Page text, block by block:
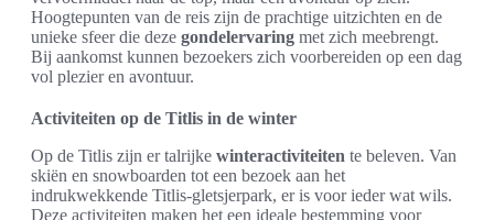
Hoogtepunten van de reis zijn de prachtige uitzichten en de
unieke sfeer die deze gondelervaring met zich meebrengt.
Bij aankomst kunnen bezoekers zich voorbereiden op een dag
vol plezier en avontuur.
Activiteiten op de Titlis in de winter
Op de Titlis zijn er talrijke winteractiviteiten te beleven. Van
skiën en snowboarden tot een bezoek aan het
indrukwekkende Titlis-gletsjerpark, er is voor ieder wat wils.
Deze activiteiten maken het een ideale bestemming voor